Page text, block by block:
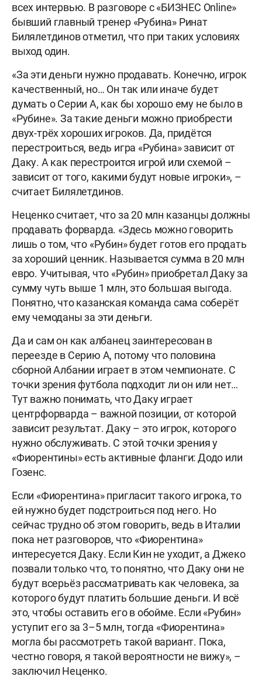
всех интервью. В разговоре с «БИЗНЕС Online»
бывший главный тренер «Рубина» Ринат
Билялетдинов отметил, что при таких условиях
выход один.
«За эти деньги нужно продавать. Конечно, игрок
качественный, но… Он так или иначе будет
думать о Cерии А, как бы хорошо ему не было в
«Рубине». За такие деньги можно приобрести
двух-трёх хороших игроков. Да, придётся
перестроиться, ведь игра «Рубина» зависит от
Даку. А как перестроится игрой или схемой –
зависит от того, какими будут новые игроки», –
считает Билялетдинов.
Неценко считает, что за 20 млн казанцы должны
продавать форварда. «Здесь можно говорить
лишь о том, что «Рубин» будет готов его продать
за хороший ценник. Называется сумма в 20 млн
евро. Учитывая, что «Рубин» приобретал Даку за
сумму чуть выше 1 млн, это большая выгода.
Понятно, что казанская команда сама соберёт
ему чемоданы за эти деньги.
Да и сам он как албанец заинтересован в
переезде в Серию А, потому что половина
сборной Албании играет в этом чемпионате. С
точки зрения футбола подходит ли он или нет…
Тут важно понимать, что Даку играет
центрфорварда – важной позиции, от которой
зависит результат. Даку – это игрок, которого
нужно обслуживать. С этой точки зрения у
«Фиорентины» есть активные фланги: Додо или
Гозенс.
Если «Фиорентина» пригласит такого игрока, то
ей нужно будет подстроиться под него. Но
сейчас трудно об этом говорить, ведь в Италии
пока нет разговоров, что «Фиорентина»
интересуется Даку. Если Кин не уходит, а Джеко
позвали только что, то понятно, что Даку они не
будут всерьёз рассматривать как человека, за
которого будут платить большие деньги. И всё
это, чтобы оставить его в обойме. Если «Рубин»
уступит его за 3–5 млн, тогда «Фиорентина»
могла бы рассмотреть такой вариант. Пока,
честно говоря, я такой вероятности не вижу», –
заключил Неценко.